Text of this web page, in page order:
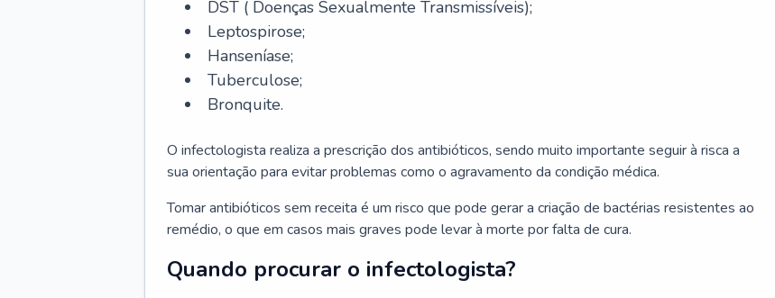
DST ( Doenças Sexualmente Transmissíveis);
Leptospirose;
Hanseníase;
Tuberculose;
Bronquite.
O infectologista realiza a prescrição dos antibióticos, sendo muito importante seguir à risca a
sua orientação para evitar problemas como o agravamento da condição médica.
Tomar antibióticos sem receita é um risco que pode gerar a criação de bactérias resistentes ao
remédio, o que em casos mais graves pode levar à morte por falta de cura.
Quando procurar o infectologista?